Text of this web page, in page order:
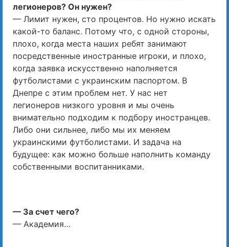
легионеров? Он нужен?
— Лимит нужен, сто процентов. Но нужно искать
какой-то баланс. Потому что, с одной стороны,
плохо, когда места наших ребят занимают
посредственные иностранные игроки, и плохо,
когда заявка искусственно наполняется
футболистами с украинским паспортом. В
Днепре с этим проблем нет. У нас нет
легионеров низкого уровня и мы очень
внимательно подходим к подбору иностранцев.
Либо они сильнее, либо мы их меняем
украинскими футболистами. И задача на
будущее: как можно больше наполнить команду
собственными воспитанниками.
— За счет чего?
— Академия…